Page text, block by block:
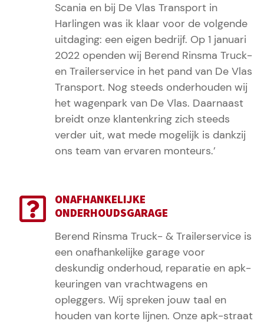
Scania en bij De Vlas Transport in
Harlingen was ik klaar voor de volgende
uitdaging: een eigen bedrijf. Op 1 januari
2022 openden wij Berend Rinsma Truck-
en Trailerservice in het pand van De Vlas
Transport. Nog steeds onderhouden wij
het wagenpark van De Vlas. Daarnaast
breidt onze klantenkring zich steeds
verder uit, wat mede mogelijk is dankzij
ons team van ervaren monteurs.’
ONAFHANKELIJKE
ONDERHOUDSGARAGE
Berend Rinsma Truck- & Trailerservice is
een onafhankelijke garage voor
deskundig onderhoud, reparatie en apk-
keuringen van vrachtwagens en
opleggers. Wij spreken jouw taal en
houden van korte lijnen. Onze apk-straat